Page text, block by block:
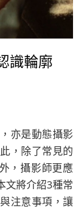
識輪廓
亦是動態攝影
，除了常見的
，攝影師更應
文將介紹3種常
注意事項，讓